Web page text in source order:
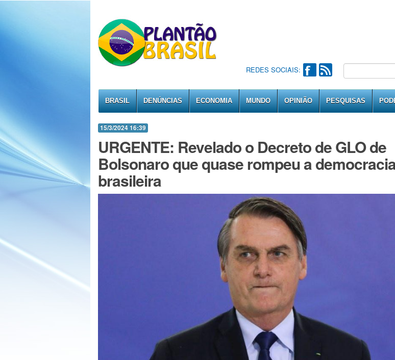
REDES SOCIAIS:
BRASIL DENÚNCIAS ECONOMIA MUNDO OPINIÃO PESQUISAS
15/3/2024 16:39
URGENTE: Revelado o Decreto de GLO de
Bolsonaro que quase rompeu a
brasileira